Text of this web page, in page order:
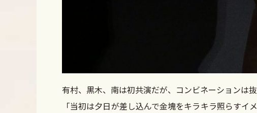
有村、黒木、南は初共演だが、コンビネーションは
「当初は夕日が差し込んで金塊をキラキラ照らす